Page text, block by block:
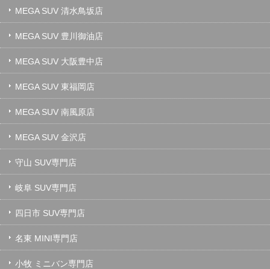
MEGA SUV 清水鳥坂店
MEGA SUV 豊川御油店
MEGA SUV 大阪豊中店
MEGA SUV 東福岡店
MEGA SUV 南風原店
MEGA SUV 金沢店
守山 SUV専門店
岐阜 SUV専門店
四日市 SUV専門店
名東 MINI専門店
小牧 ミニバン専門店